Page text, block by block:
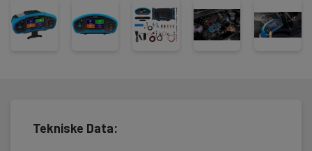
Tekniske Data: